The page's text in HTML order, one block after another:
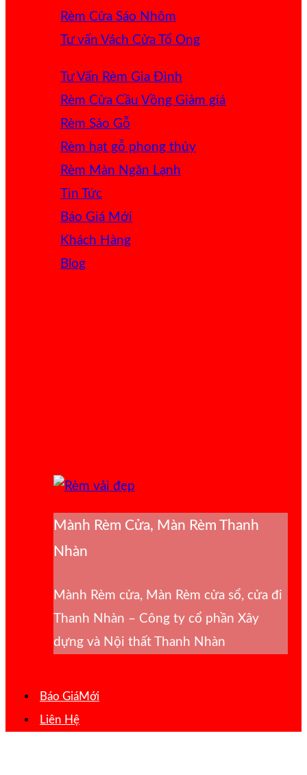
Rèm Cửa Sáo Nhôm
Tư vấn Vách Cửa Tổ Ong
Tư Vấn Rèm Gia Đình
Rèm Cửa Cầu Vồng
Rèm Sáo Gỗ
Rèm hạt gỗ phong thủy
Rèm Màn Ngăn Lạnh
Tin Tức
Báo Giá
Khách Hàng
Blog
Mành Rèm Cửa, Màn Rèm Thanh
Nhàn
Mành Rèm cửa, Màn Rèm cửa sổ, cửa đi
Thanh Nhàn – Công ty cổ phần Xây
dựng và Nội thất Thanh Nhàn
Báo Giá
Liên Hệ